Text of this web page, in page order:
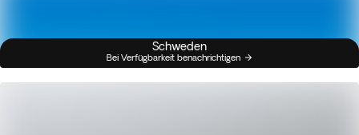
Schweden
Bei Verfügbarkeit benachrichtigen